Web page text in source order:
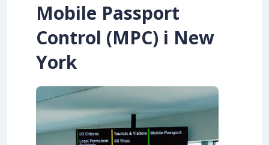
Mobile Passport
Control (MPC) i New
York